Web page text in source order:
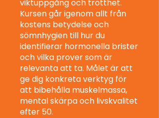
viktuppgång och trötthet.
Kursen går igenom allt från
kostens betydelse och
sömnhygien till hur du
identifierar hormonella brister
och vilka prover som är
relevanta att ta. Målet är att
ge dig konkreta verktyg för
att bibehålla muskelmassa,
mental skärpa och livskvalitet
efter 50.